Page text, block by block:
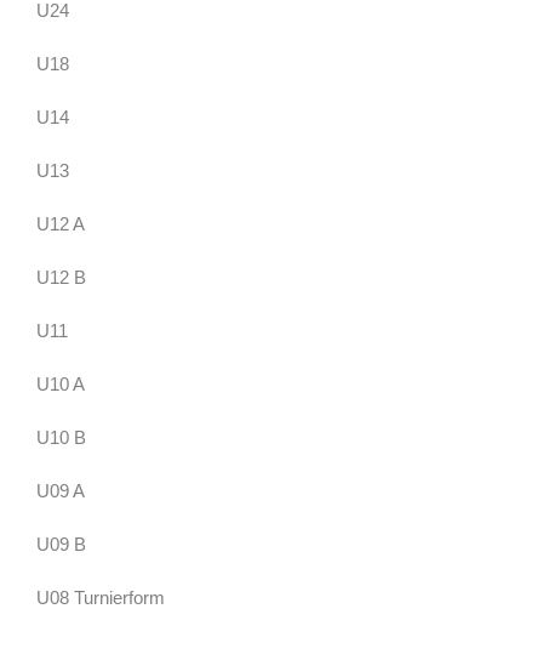
U24
U18
U14
U13
U12 A
U12 B
U11
U10 A
U10 B
U09 A
U09 B
U08 Turnierform